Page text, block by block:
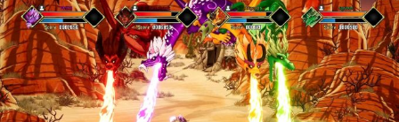
skinelve, a világok ugyan látványban
különböznek, de semmilyen extra vagy új
mechanikával nem rendelkeznek –
egészen pontosan ugyanazt fogjuk
csinálni az elejétől a végéig. Megyünk,